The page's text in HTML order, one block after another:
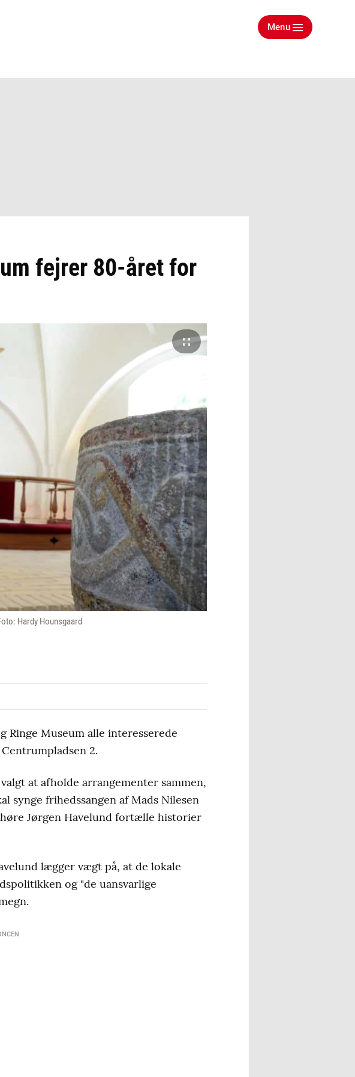
Menu
fejrer 80-året for
Hardy Hounsgaard
Ringe Museum alle interesserede
2.
at afholde arrangementer sammen,
synge frihedssangen af Mads Nilesen
Jørgen Havelund fortælle historier
lægger vægt på, at de lokale
og "de uansvarlige